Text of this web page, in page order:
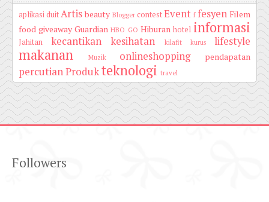
aplikasi duitArtis beauty Blogger contestEvent f fesyen Filem
food giveaway Guardian HBO GO Hiburan hotel informasi
Jahitan kecantikan kesihatan kilafit kurus lifestyle
makanan Muzik onlineshopping pendapatan
percutianProdukteknologi travel
Followers